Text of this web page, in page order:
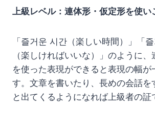
上級レベル：連体形・仮定形を使い
「즐거운 시간（楽しい時間）」「
（楽しければいいな）」のように
を使った表現ができると表現の幅が
す。文章を書いたり、長めの会話を
と出てくるようになれば上級者の証